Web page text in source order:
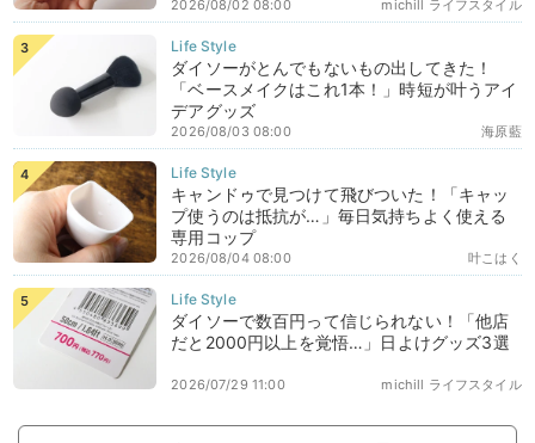
michill ライフスタイル
2026/08/02 08:00
ダイソーがとんでもないもの出してきた！
「ベースメイクはこれ1本！」時短が叶うアイ
デアグッズ
海原藍
2026/08/03 08:00
キャンドゥで見つけて飛びついた！「キャッ
プ使うのは抵抗が…」毎日気持ちよく使える
専用コップ
叶こはく
2026/08/04 08:00
ダイソーで数百円って信じられない！「他店
だと2000円以上を覚悟…」日よけグッズ3選
michill ライフスタイル
2026/07/29 11:00